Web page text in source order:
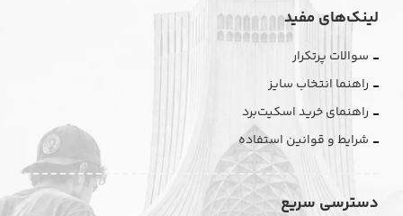
لینک‌های مفید
سوالات پرتکرار
راهنما انتخاب سایز
راهنمای خرید اسکیت‌برد
شرایط و قوانین استفاده
دسترسی سریع